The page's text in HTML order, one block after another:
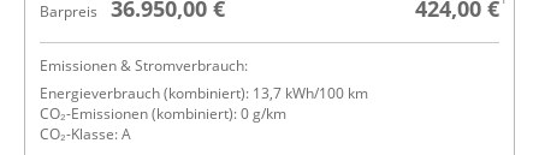
Barpreis 36.950,00 € 424,00 €
Emissionen & Stromverbrauch:
Energieverbrauch (kombiniert): 13,7 kWh/100 km
CO₂-Emissionen (kombiniert): 0 g/km
CO₂-Klasse: A